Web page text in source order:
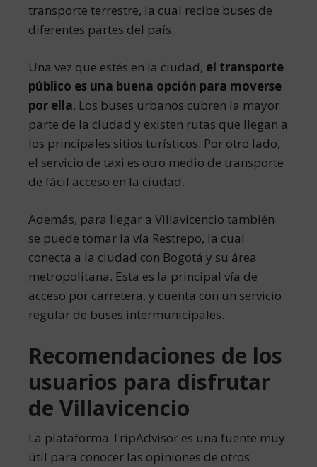
transporte terrestre, la cual recibe buses de
diferentes partes del país.
Una vez que estés en la ciudad, el transporte
público es una buena opción para moverse
por ella. Los buses urbanos cubren la mayor
parte de la ciudad y existen rutas que llegan a
los principales sitios turísticos. Por otro lado,
el servicio de taxi es otro medio de transporte
de fácil acceso en la ciudad.
Además, para llegar a Villavicencio también
se puede tomar la vía Restrepo, la cual
conecta a la ciudad con Bogotá y su área
metropolitana. Esta es la principal vía de
acceso por carretera, y cuenta con un servicio
regular de buses intermunicipales.
Recomendaciones de los
usuarios para disfrutar
de Villavicencio
La plataforma TripAdvisor es una fuente muy
útil para conocer las opiniones de otros